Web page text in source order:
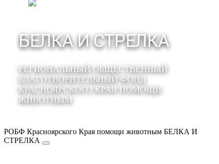
БЕЛКА И СТРЕЛКА
РЕГИОНАЛЬНЫЙ ОБЩЕСТВЕННЫЙ
БЛАГОТВОРИТЕЛЬНЫЙ ФОНД
КРАСНОЯРСКОГО КРАЯ ПОМОЩИ
ЖИВОТНЫМ
РОБФ Красноярского Края помощи животным БЕЛКА И
СТРЕЛКА